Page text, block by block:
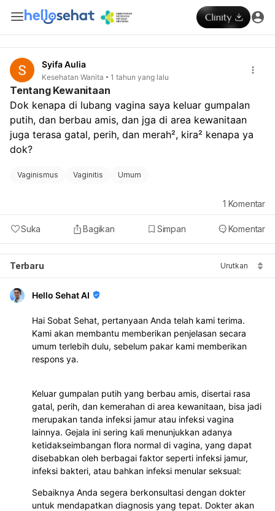
Syifa Aulia
Kesehatan Wanita 1 tahun yang lalu
Tentang Kewanitaan
Dok kenapa di lubang vagina saya keluar gumpalan
putih, dan berbau amis, dan jga di area kewanitaan
juga terasa gatal, perih, dan merah², kira² kenapa ya
dok?
Vaginismus Vaginitis Umum
Suka Bagikan Simpan Komentar
1 Komentar
Terbaru Urutkan
Hello Sehat AI
Hai Sobat Sehat, pertanyaan Anda telah kami terima.
Kami akan membantu memberikan penjelasan secara
umum terlebih dulu, sebelum pakar kami memberikan
respons ya.
Keluar gumpalan putih yang berbau amis, disertai rasa
gatal, perih, dan kemerahan di area kewanitaan, bisa jadi
merupakan tanda infeksi jamur atau infeksi vagina
lainnya. Gejala ini sering kali menunjukkan adanya
ketidakseimbangan flora normal di vagina, yang dapat
disebabkan oleh berbagai faktor seperti infeksi jamur,
infeksi bakteri, atau bahkan infeksi menular seksual:
Sebaiknya Anda segera berkonsultasi dengan dokter
untuk mendapatkan diagnosis yang tepat. Dokter akan